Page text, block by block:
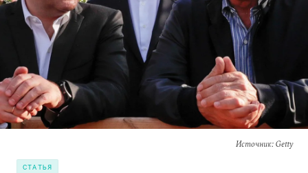
Источник: Getty
СТАТЬЯ